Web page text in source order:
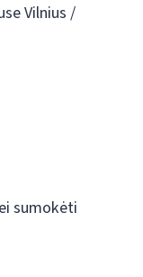
Vilnius /
sumokėti